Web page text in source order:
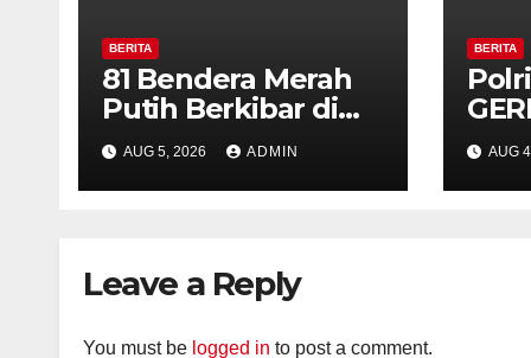
BERITA
81 Bendera Merah
Putih Berkibar di
MIN 3 Semarang,
Bhabinkamtibmas
Desa Timpik Hadiri
AUG 5, 2026 ADMIN
BERITA
AUG
Leave a Reply
You must be logged in to post a comment.